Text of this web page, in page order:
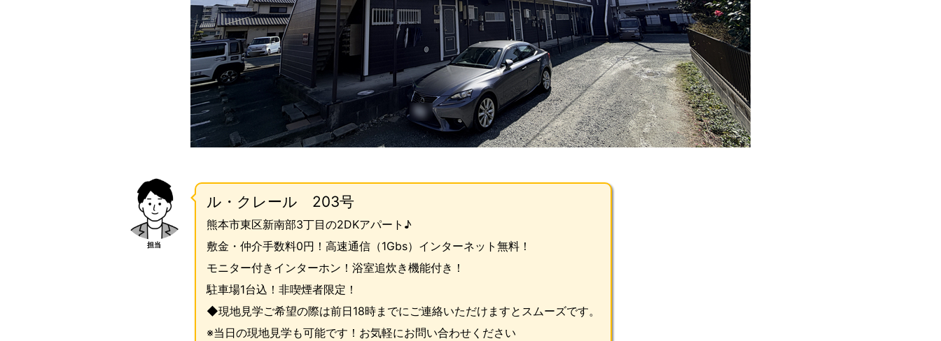
担当
ル・クレール 203号
熊本市東区新南部3丁目の2DKアパート♪
敷金・仲介手数料0円！高速通信（1Gbs）インターネット無料！
モニター付きインターホン！ 浴室追炊き機能付き！
駐車場1台込！ 非喫煙者限定！
◆現地見学ご希望の際は前日18時までにご連絡いただけますとスムーズです。
※当日の現地見学も可能です！お気軽にお問い合わせください